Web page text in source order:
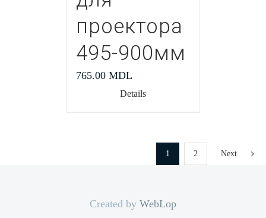
проектора
495-900мм
765.00 MDL
Details
1 2 Next
Created by WebLop